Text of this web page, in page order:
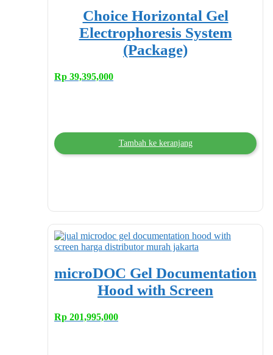
Choice Horizontal Gel
Electrophoresis System
(Package)
Rp 39,395,000
Tambah ke keranjang
microDOC Gel Documentation
Hood with Screen
Rp 201,995,000